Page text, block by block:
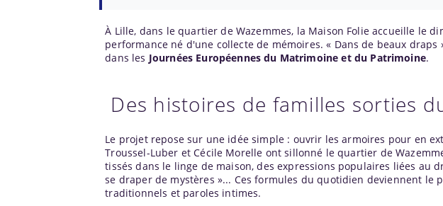
À Lille, dans le quartier de Wazemmes, la Maison Folie accueille le
performance né d'une collecte de mémoires. « Dans de beaux
dans les Journées Européennes du Matrimoine et du Patrimoine.
Des histoires de familles sorties
Le projet repose sur une idée simple : ouvrir les armoires pour en
Troussel-Luber et Cécile Morelle ont sillonné le quartier de
tissés dans le linge de maison, des expressions populaires liées au
se draper de mystères »... Ces formules du quotidien deviennent
traditionnels et paroles intimes.